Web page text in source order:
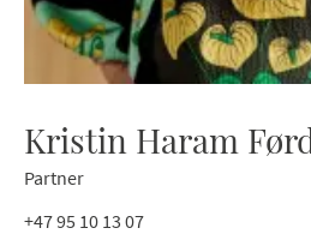
Kristin Haram
Partner
+47 95 10 13 07